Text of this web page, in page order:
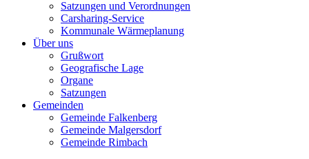
Satzungen und Verordnungen
Carsharing-Service
Kommunale Wärmeplanung
Über uns
Grußwort
Geografische Lage
Organe
Satzungen
Gemeinden
Gemeinde Falkenberg
Gemeinde Malgersdorf
Gemeinde Rimbach